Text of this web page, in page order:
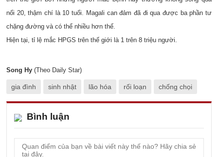
nổi 20, thậm chí là 10 tuổi. Magali can đảm đã đi qua được ba phần tư
chặng đường và có thể nhiều hơn thế.
Hiện tại, tỉ lệ mắc HPGS trên thế giới là 1 trên 8 triệu người.
Song Hy (Theo Daily Star)
gia đình sinh nhật lão hóa rối loạn chống chọi
Bình luận